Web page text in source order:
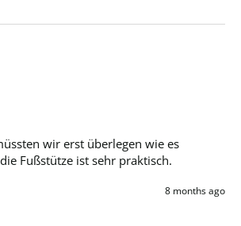
wir erst überlegen wie es
Fußstütze ist sehr praktisch.
8 months ago